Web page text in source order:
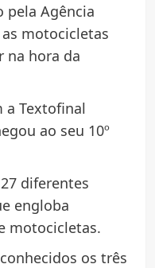
pela Agência
motocicletas
na hora da
a Textofinal
ao seu 10º
diferentes
engloba
motocicletas.
os três